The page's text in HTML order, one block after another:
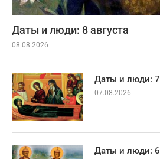
Даты и люди: 8 августа
08.08.2026
Даты и люди: 7
07.08.2026
Даты и люди: 6